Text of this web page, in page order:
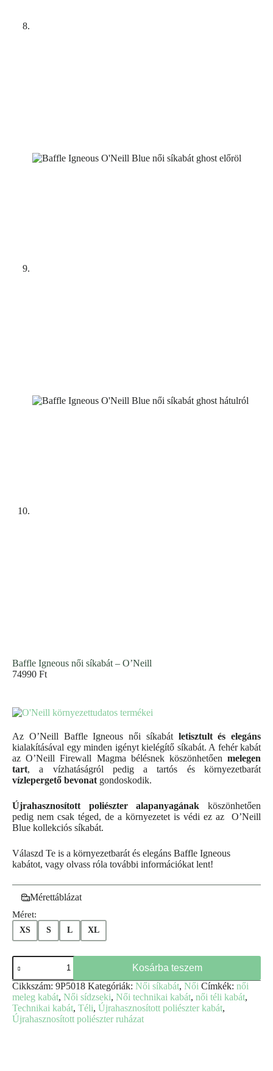
Baffle Igneous női síkabát – O’Neill
74990 Ft
Az O’Neill Baffle Igneous női síkabát letisztult és elegáns
kialakításával egy minden igényt kielégítő síkabát. A fehér kabát
az O’Neill Firewall Magma bélésnek köszönhetően melegen
tart, a vízhatáságról pedig a tartós és környezetbarát
vízlepergető bevonat gondoskodik.
Újrahasznosított poliészter alapanyagának köszönhetően
pedig nem csak téged, de a környezetet is védi ez az O’Neill
Blue kollekciós síkabát.
Válaszd Te is a környezetbarát és elegáns Baffle Igneous
kabátot, vagy olvass róla további információkat lent!
Mérettáblázat
Méret:
XS S L XL
Baffle
Igneous
női
síkabát
-
O'Neill
mennyiség
Kosárba teszem
Cikkszám: 9P5018 Kategóriák: Női síkabát, Női Címkék: női
meleg kabát, Női sídzseki, Női technikai kabát, női téli kabát,
Technikai kabát, Téli, Újrahasznosított poliészter kabát,
Újrahasznosított poliészter ruházat